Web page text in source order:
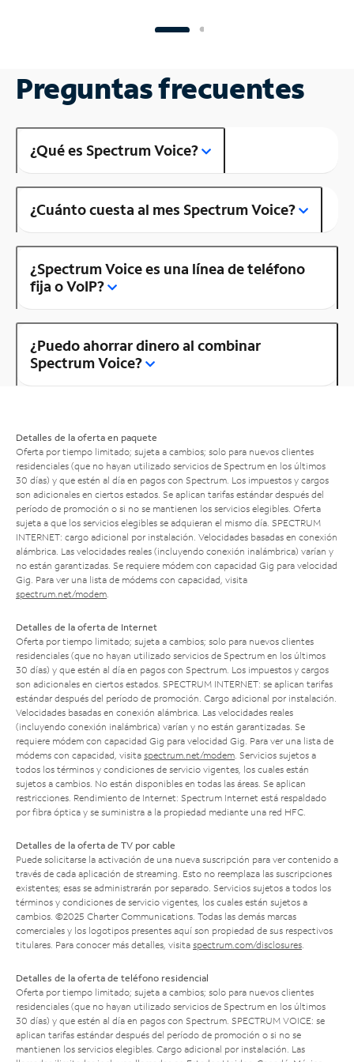
Preguntas frecuentes
¿Qué es Spectrum Voice?
¿Cuánto cuesta al mes Spectrum Voice?
¿Spectrum Voice es una línea de teléfono
fija o VoIP?
¿Puedo ahorrar dinero al combinar
Spectrum Voice?
Detalles de la oferta en paquete
Oferta por tiempo limitado; sujeta a cambios; solo para nuevos clientes
residenciales (que no hayan utilizado servicios de Spectrum en los últimos
30 días) y que estén al día en pagos con Spectrum. Los impuestos y cargos
son adicionales en ciertos estados. Se aplican tarifas estándar después del
período de promoción o si no se mantienen los servicios elegibles. Oferta
sujeta a que los servicios elegibles se adquieran el mismo día. SPECTRUM
INTERNET: cargo adicional por instalación. Velocidades basadas en conexión
alámbrica. Las velocidades reales (incluyendo conexión inalámbrica) varían y
no están garantizadas. Se requiere módem con capacidad Gig para velocidad
Gig. Para ver una lista de módems con capacidad, visita
spectrum.net/modem
Detalles de la oferta de Internet
Oferta por tiempo limitado; sujeta a cambios; solo para nuevos clientes
residenciales (que no hayan utilizado servicios de Spectrum en los últimos
30 días) y que estén al día en pagos con Spectrum. Los impuestos y cargos
son adicionales en ciertos estados. SPECTRUM INTERNET: se aplican tarifas
estándar después del período de promoción. Cargo adicional por instalación.
Velocidades basadas en conexión alámbrica. Las velocidades reales
(incluyendo conexión inalámbrica) varían y no están garantizadas. Se
requiere módem con capacidad Gig para velocidad Gig. Para ver una lista de
módems con capacidad, visita spectrum.net/modem . Servicios sujetos a
todos los términos y condiciones de servicio vigentes, los cuales están
sujetos a cambios. No están disponibles en todas las áreas. Se aplican
restricciones. Rendimiento de Internet: Spectrum Internet está respaldado
por fibra óptica y se suministra a la propiedad mediante una red HFC.
Detalles de la oferta de TV por cable
Puede solicitarse la activación de una nueva suscripción para ver contenido a
través de cada aplicación de streaming. Esto no reemplaza las suscripciones
existentes; esas se administrarán por separado. Servicios sujetos a todos los
términos y condiciones de servicio vigentes, los cuales están sujetos a
cambios. ©2025 Charter Communications. Todas las demás marcas
comerciales y los logotipos presentes aquí son propiedad de sus respectivos
titulares. Para conocer más detalles, visita spectrum.com/disclosures
Detalles de la oferta de teléfono residencial
Oferta por tiempo limitado; sujeta a cambios; solo para nuevos clientes
residenciales (que no hayan utilizado servicios de Spectrum en los últimos
30 días) y que estén al día en pagos con Spectrum. SPECTRUM VOICE: se
aplican tarifas estándar después del período de promoción o si no se
mantienen los servicios elegibles. Cargo adicional por instalación. Las